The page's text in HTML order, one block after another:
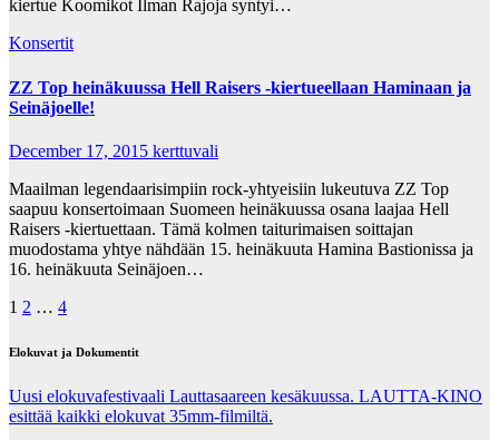
kiertue Koomikot Ilman Rajoja syntyi…
Konsertit
ZZ Top heinäkuussa Hell Raisers -kiertueellaan Haminaan ja
Seinäjoelle!
December 17, 2015 kerttuvali
Maailman legendaarisimpiin rock-yhtyeisiin lukeutuva ZZ Top
saapuu konsertoimaan Suomeen heinäkuussa osana laajaa Hell
Raisers -kiertuettaan. Tämä kolmen taiturimaisen soittajan
muodostama yhtye nähdään 15. heinäkuuta Hamina Bastionissa ja
16. heinäkuuta Seinäjoen…
Posts
pagination
1 2 … 4
Elokuvat ja Dokumentit
Uusi elokuvafestivaali Lauttasaareen kesäkuussa. LAUTTA-KINO
esittää kaikki elokuvat 35mm-filmiltä.